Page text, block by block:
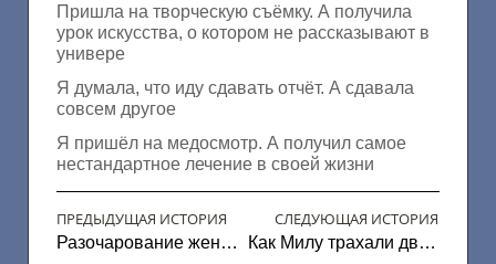
Пришла на творческую съёмку. А получила
урок искусства, о котором не рассказывают в
универе
Я думала, что иду сдавать отчёт. А сдавала
совсем другое
Я пришёл на медосмотр. А получил самое
нестандартное лечение в своей жизни
ПРЕДЫДУЩАЯ ИСТОРИЯ
Разочарование женатого мужчины
СЛЕДУЮЩАЯ ИСТОРИЯ
Как Милу трахали двое парней